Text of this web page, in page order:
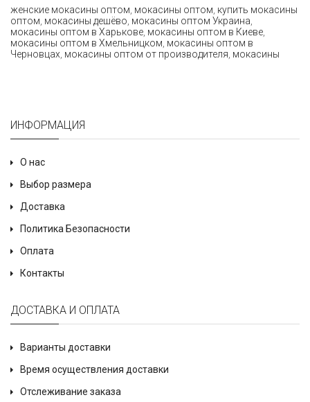
женские мокасины оптом мокасины оптом купить мокасины
оптом мокасины дешёво мокасины оптом Украина
мокасины оптом в Харькове мокасины оптом в Киеве
мокасины оптом в Хмельницком мокасины оптом в
Черновцах мокасины оптом от производителя мокасины
ИНФОРМАЦИЯ
О нас
Выбор размера
Доставка
Политика Безопасности
Оплата
Контакты
ДОСТАВКА И ОПЛАТА
Варианты доставки
Время осуществления доставки
Отслеживание заказа